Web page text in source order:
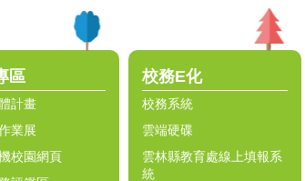
區
計畫
業展
校園網頁
校務E化
校務系統
雲端硬碟
雲林縣教育處線上填報系
統